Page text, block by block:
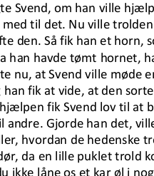
Svend, om han ville
med til det. Nu ville
den. Så fik han et horn,
han havde tømt hornet,
nu, at Svend ville møde
han fik at vide, at den
fik Svend lov til at
Gjorde han det,
hvordan de hedenske
da en lille puklet trold
ikke låne os et kar øl i